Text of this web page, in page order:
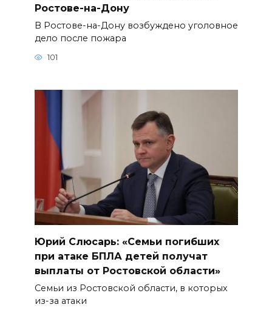
Ростове-на-Дону
В Ростове-на-Дону возбуждено уголовное
дело после пожара
101
Юрий Слюсарь: «Семьи погибших
при атаке БПЛА детей получат
выплаты от Ростовской области»
Семьи из Ростовской области, в которых
из-за атаки